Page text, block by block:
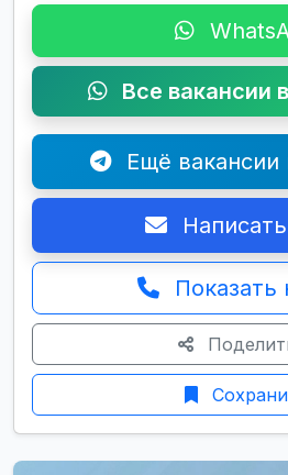
Все вакансии
Ещё вакансии
Показать